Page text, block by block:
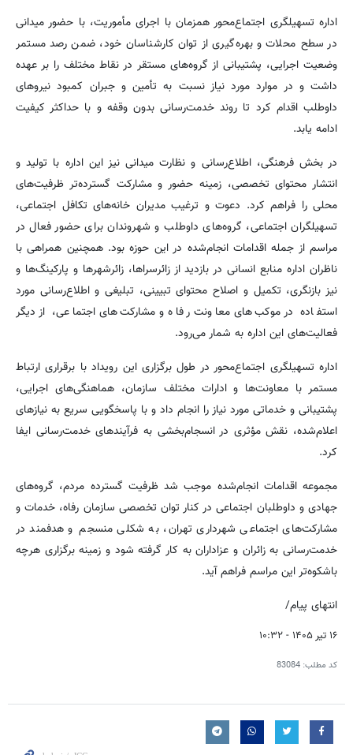
اداره تسهیلگری اجتماع‌محور همزمان با اجرای مأموریت، با حضور میدانی
در سطح محلات و بهره‌گیری از توان کارشناسان خود، ضمن رصد مستمر
وضعیت اجرایی، پشتیبانی از گروه‌های مستقر در نقاط مختلف را بر عهده
داشت و در موارد مورد نیاز نسبت به تأمین و جبران کمبود نیروهای
داوطلب اقدام کرد تا روند خدمت‌رسانی بدون وقفه و با حداکثر کیفیت
ادامه یابد.
در بخش فرهنگی، اطلاع‌رسانی و نظارت میدانی نیز این اداره با تولید و
انتشار محتوای تخصصی، زمینه حضور و مشارکت گسترده‌تر ظرفیت‌های
محلی را فراهم کرد. دعوت و ترغیب مدیران خانه‌های تکافل اجتماعی،
تسهیلگران اجتماعی، گروه‌های داوطلب و شهروندان برای حضور فعال در
مراسم از جمله اقدامات انجام‌شده در این حوزه بود. همچنین همراهی با
ناظران اداره منابع انسانی در بازدید از زائرسراها، زائرشهرها و پارکینگ‌ها و
نیز بازنگری، تکمیل و اصلاح محتوای تبیینی، تبلیغی و اطلاع‌رسانی مورد
استفاده در موکب‌های معاونت رفاه و مشارکت‌های اجتماعی، از دیگر
فعالیت‌های این اداره به شمار می‌رود.
اداره تسهیلگری اجتماع‌محور در طول برگزاری این رویداد با برقراری ارتباط
مستمر با معاونت‌ها و ادارات مختلف سازمان، هماهنگی‌های اجرایی،
پشتیبانی و خدماتی مورد نیاز را انجام داد و با پاسخگویی سریع به نیازهای
اعلام‌شده، نقش مؤثری در انسجام‌بخشی به فرآیندهای خدمت‌رسانی ایفا
کرد.
مجموعه اقدامات انجام‌شده موجب شد ظرفیت گسترده مردم، گروه‌های
جهادی و داوطلبان اجتماعی در کنار توان تخصصی سازمان رفاه، خدمات و
مشارکت‌های اجتماعی شهرداری تهران، به شکلی منسجم و هدفمند در
خدمت‌رسانی به زائران و عزاداران به کار گرفته شود و زمینه برگزاری هرچه
باشکوه‌تر این مراسم فراهم آید.
انتهای پیام/
۱۶ تیر ۱۴۰۵ - ۱۰:۳۲
کد مطلب: 83084